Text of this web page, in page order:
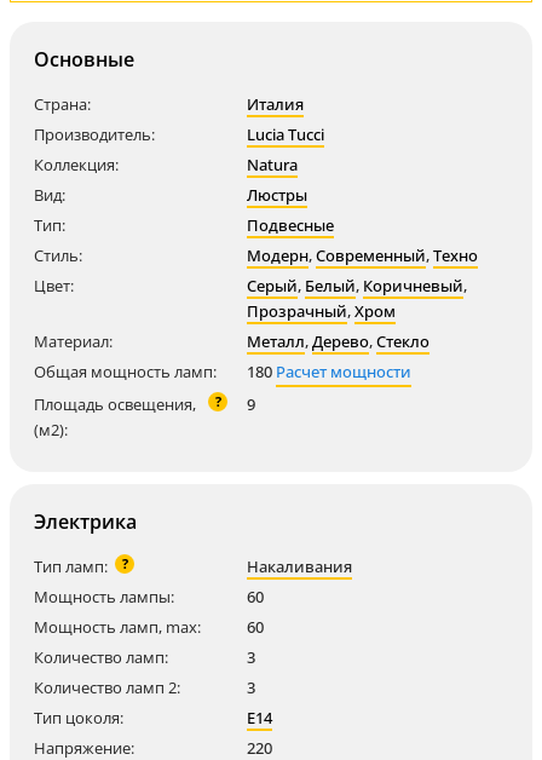
Основные
Страна:
Италия
Производитель:
Lucia Tucci
Коллекция:
Natura
Вид:
Люстры
Тип:
Подвесные
Стиль:
Модерн,Современный,Техно
Цвет:
Серый, Белый, Коричневый,
Прозрачный,Хром
Материал:
Металл,Дерево,Стекло
Общая мощность ламп:
180 Расчет мощности
Площадь освещения,
(м2):
? 9
Электрика
Тип ламп: ?
Накаливания
Мощность лампы:
60
Мощность ламп, max:
60
Количество ламп:
3
Количество ламп 2:
3
Тип цоколя:
E14
Напряжение:
220